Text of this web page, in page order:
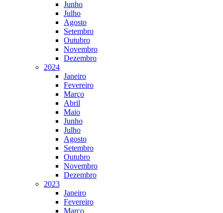
Junho
Julho
Agosto
Setembro
Outubro
Novembro
Dezembro
2024
Janeiro
Fevereiro
Março
Abril
Maio
Junho
Julho
Agosto
Setembro
Outubro
Novembro
Dezembro
2023
Janeiro
Fevereiro
Março